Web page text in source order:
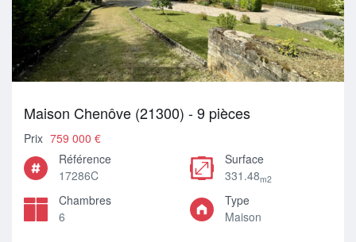
Maison Chenôve (21300) - 9 pièces
Prix 759 000 €
Référence
17286C
Surface
331.48m2
Chambres
6
Type
Maison